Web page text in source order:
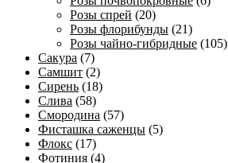
Розы спрей (20)
Розы флорибунды (21)
Розы чайно-гибридные (105)
Сакура (7)
Самшит (2)
Сирень (18)
Слива (58)
Смородина (57)
Фисташка саженцы (5)
Флокс (17)
Фотиния (4)